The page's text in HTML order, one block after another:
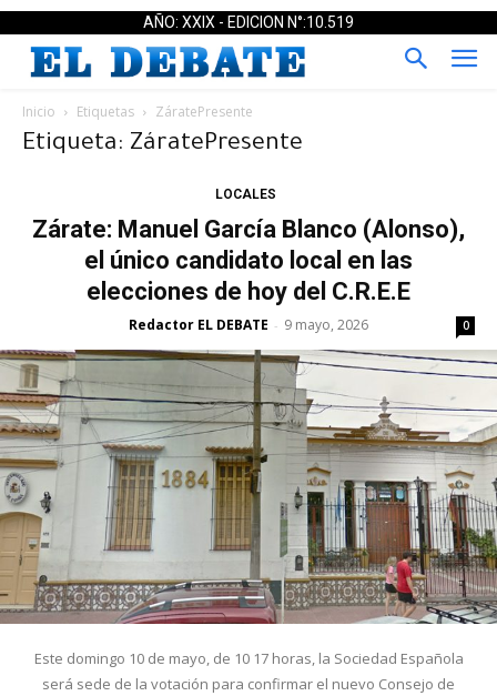
AÑO: XXIX - EDICION N°:10.519
Inicio Etiquetas ZáratePresente
Etiqueta: ZáratePresente
LOCALES
Zárate: Manuel García Blanco (Alonso),
el único candidato local en las
elecciones de hoy del C.R.E.E
Redactor EL DEBATE - 9 mayo, 2026 0
Este domingo 10 de mayo, de 10 17 horas, la Sociedad Española
será sede de la votación para confirmar el nuevo Consejo de